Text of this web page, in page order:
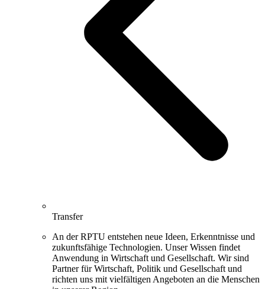
Transfer
An der RPTU entstehen neue Ideen, Erkenntnisse und
zukunftsfähige Technologien. Unser Wissen findet
Anwendung in Wirtschaft und Gesellschaft. Wir sind
Partner für Wirtschaft, Politik und Gesellschaft und
richten uns mit vielfältigen Angeboten an die Menschen